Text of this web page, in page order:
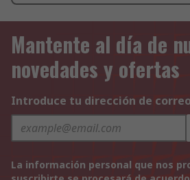
Mantente al día de
novedades y ofertas
Introduce tu dirección de
La información personal que nos